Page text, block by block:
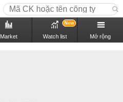
Market Watch list
New
Mở rộng